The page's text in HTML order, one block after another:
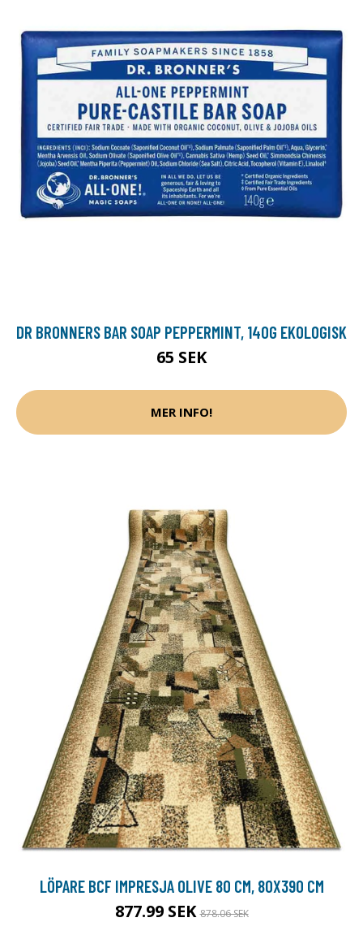
DR BRONNERS BAR SOAP PEPPERMINT, 140G EKOLOGISK
65 SEK
MER INFO!
LÖPARE BCF IMPRESJA OLIVE 80 CM, 80X390 CM
877.99 SEK878.06 SEK